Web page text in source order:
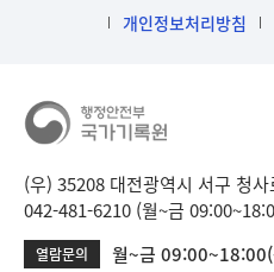
개인정보처리방침
(우) 35208 대전광역시 서구 청
042-481-6210 (월~금
열람문의 월~금 09:00~18:00(